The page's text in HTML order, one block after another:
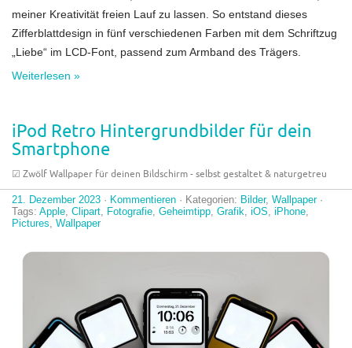
meiner Kreativität freien Lauf zu lassen. So entstand dieses
Zifferblattdesign in fünf verschiedenen Farben mit dem Schriftzug
„Liebe“ im LCD-Font, passend zum Armband des Trägers.
Weiterlesen »
iPod Retro Hintergrundbilder für dein
Smartphone
☑︎ Zwölf Wallpaper für deinen Bildschirm - selbst gestaltet & naturgetreu
21. Dezember 2023 · Kommentieren · Kategorien: Bilder, Wallpaper·
Tags: Apple, Clipart, Fotografie, Geheimtipp, Grafik, iOS, iPhone,
Pictures, Wallpaper